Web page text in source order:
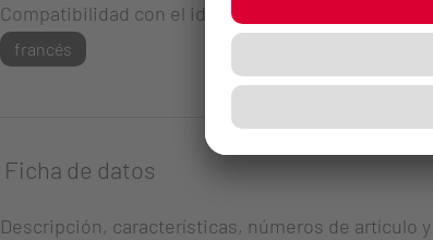
Compatibilidad con el idioma de los archivos:
francés
Ficha de datos
Descripción, características, números de artículo